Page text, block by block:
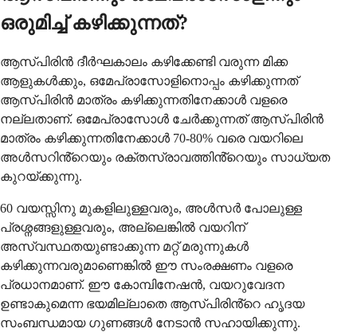
ഒരുമിച്ച് കഴിക്കുന്നത്?
ആസ്പിരിൻ ദീർഘകാലം കഴിക്കേണ്ടി വരുന്ന മിക്ക
ആളുകൾക്കും, ഒമേപ്രാസോളിനൊപ്പം കഴിക്കുന്നത്
ആസ്പിരിൻ മാത്രം കഴിക്കുന്നതിനേക്കാൾ വളരെ
നല്ലതാണ്. ഒമേപ്രാസോൾ ചേർക്കുന്നത് ആസ്പിരിൻ
മാത്രം കഴിക്കുന്നതിനേക്കാൾ 70-80% വരെ വയറിലെ
അൾസറിൻ്റെയും രക്തസ്രാവത്തിൻ്റെയും സാധ്യത
കുറയ്ക്കുന്നു.
60 വയസ്സിനു മുകളിലുള്ളവരും, അൾസർ പോലുള്ള
പ്രശ്നങ്ങളുള്ളവരും, അല്ലെങ്കിൽ വയറിന്
അസ്വസ്ഥതയുണ്ടാക്കുന്ന മറ്റ് മരുന്നുകൾ
കഴിക്കുന്നവരുമാണെങ്കിൽ ഈ സംരക്ഷണം വളരെ
പ്രധാനമാണ്. ഈ കോമ്പിനേഷൻ, വയറുവേദന
ഉണ്ടാകുമെന്ന ഭയമില്ലാതെ ആസ്പിരിൻ്റെ ഹൃദയ
സംബന്ധമായ ഗുണങ്ങൾ നേടാൻ സഹായിക്കുന്നു.